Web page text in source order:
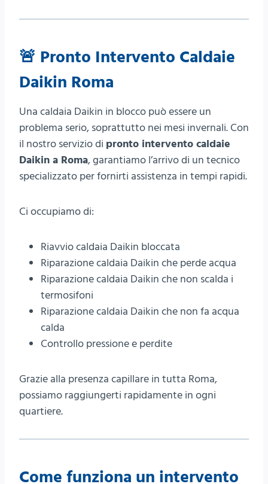
🚨 Pronto Intervento Caldaie
Daikin Roma
Una caldaia Daikin in blocco può essere un
problema serio, soprattutto nei mesi invernali. Con
il nostro servizio di pronto intervento caldaie
Daikin a Roma, garantiamo l’arrivo di un tecnico
specializzato per fornirti assistenza in tempi rapidi.
Ci occupiamo di:
Riavvio caldaia Daikin bloccata
Riparazione caldaia Daikin che perde acqua
Riparazione caldaia Daikin che non scalda i
termosifoni
Riparazione caldaia Daikin che non fa acqua
calda
Controllo pressione e perdite
Grazie alla presenza capillare in tutta Roma,
possiamo raggiungerti rapidamente in ogni
quartiere.
Come funziona un intervento